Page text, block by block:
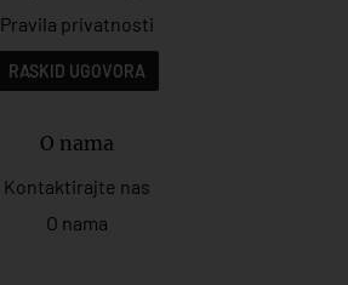
Pravila privatnosti
RASKID UGOVORA
O nama
Kontaktirajte nas
O nama